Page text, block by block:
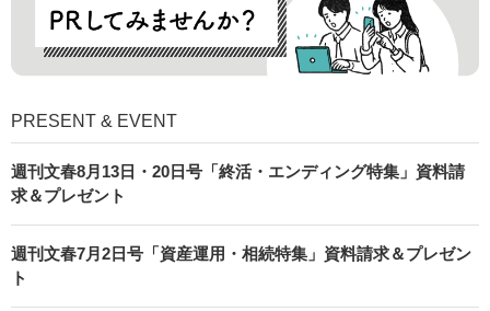
PRESENT & EVENT
週刊文春8月13日・20日号「終活・エンディング特集」資料請
求＆プレゼント
週刊文春7月2日号「資産運用・相続特集」資料請求＆プレゼン
ト